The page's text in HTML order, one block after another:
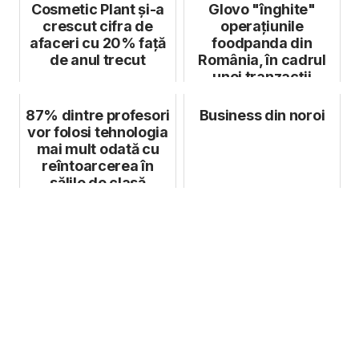
Cosmetic Plant și-a
crescut cifra de
afaceri cu 20% față
de anul trecut
Glovo "înghite"
operațiunile
foodpanda din
România, în cadrul
unei tranzacții
...
87% dintre profesori
vor folosi tehnologia
mai mult odată cu
reîntoarcerea în
sălile de clasă
Business din noroi